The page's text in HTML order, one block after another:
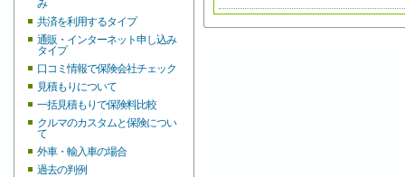
み
共済を利用するタイプ
通販・インターネット申し込み
タイプ
口コミ情報で保険会社チェック
見積もりについて
一括見積もりで保険料比較
クルマのカスタムと保険につい
て
外車・輸入車の場合
過去の判例